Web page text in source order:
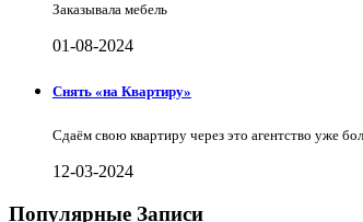
Заказывала мебель
01-08-2024
Снять «на Квартиру»
Сдаём свою квартиру через это агентство уже
12-03-2024
Популярные Записи